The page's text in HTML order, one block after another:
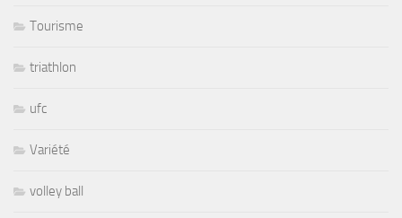
Tourisme
triathlon
ufc
Variété
volley ball